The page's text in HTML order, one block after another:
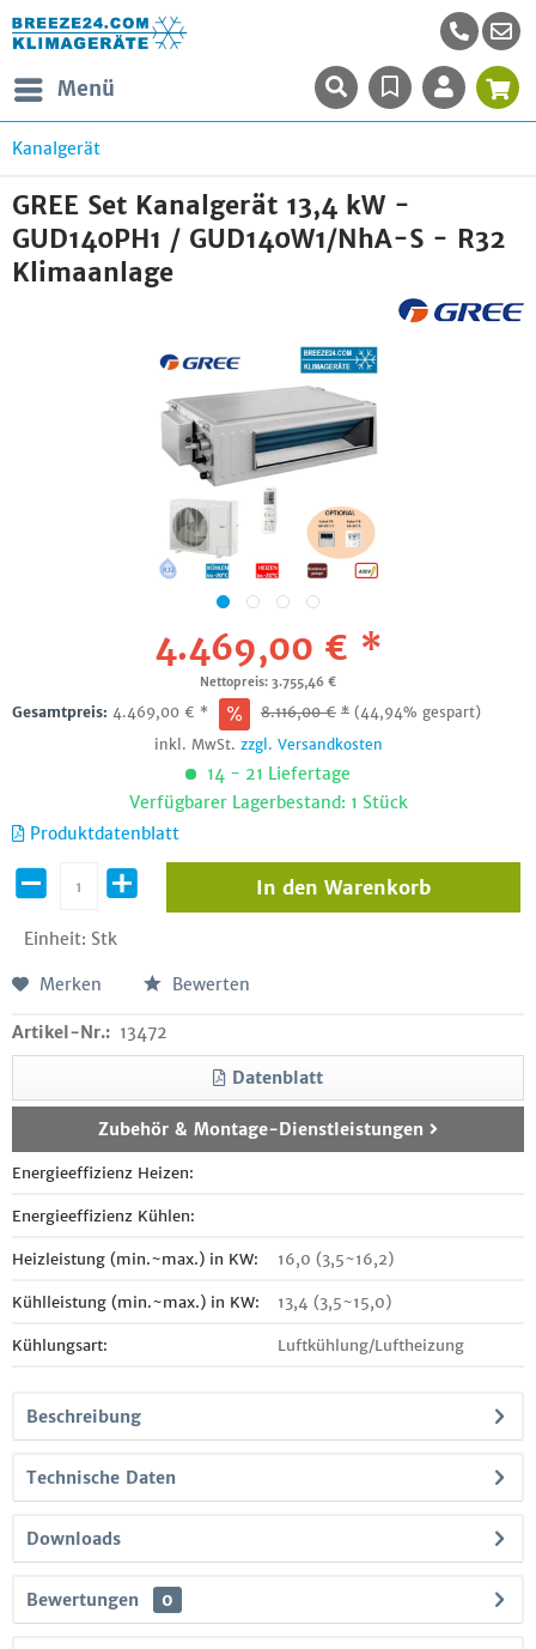
Menü
Kanalgerät
GREE Set Kanalgerät 13,4 kW -
GUD140PH1 / GUD140W1/NhA-S - R32
Klimaanlage
4.469,00 € *
Nettopreis: 3.755,46 €
Gesamtpreis: 4.469,00 € * 8.116,00€ * (44,94% gespart)
inkl. MwSt. zzgl. Versandkosten
14 - 21 Liefertage
Verfügbarer Lagerbestand: 1 Stück
Produktdatenblatt
Einheit: Stk
In den Warenkorb
Merken Bewerten
Artikel-Nr.: 13472
Datenblatt
Zubehör & Montage-Dienstleistungen
Energieeffizienz Heizen:
Energieeffizienz Kühlen:
Heizleistung (min.~max.) in KW: 16,0 (3,5~16,2)
Kühlleistung (min.~max.) in KW: 13,4 (3,5~15,0)
Kühlungsart: Luftkühlung/Luftheizung
Beschreibung
Technische Daten
Downloads
Bewertungen 0